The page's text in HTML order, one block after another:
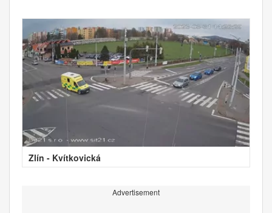
Zlín - Kvítkovická
Advertisement